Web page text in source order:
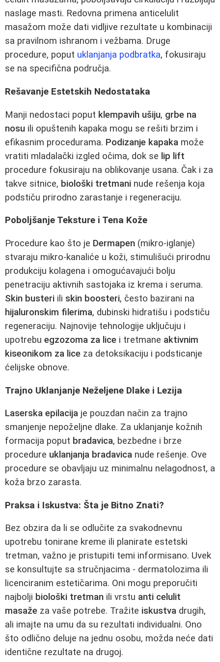
naslage masti. Redovna primena anticelulit
masažom može dati vidljive rezultate u kombinaciji
sa pravilnom ishranom i vežbama. Druge
procedure, poput uklanjanja podbratka, fokusiraju
se na specifična područja.
Rešavanje Estetskih Nedostataka
Manji nedostaci poput klempavih ušiju, grbe na
nosu ili opuštenih kapaka mogu se rešiti brzim i
efikasnim procedurama. Podizanje kapaka može
vratiti mladalački izgled očima, dok se lip lift
procedure fokusiraju na oblikovanje usana. Čak i za
takve sitnice, biološki tretmani nude rešenja koja
podstiču prirodno zarastanje i regeneraciju.
Poboljšanje Teksture i Tena Kože
Procedure kao što je Dermapen (mikro-iglanje)
stvaraju mikro-kanaliće u koži, stimulišući prirodnu
produkciju kolagena i omogućavajući bolju
penetraciju aktivnih sastojaka iz krema i seruma.
Skin busteri ili skin boosteri, često bazirani na
hijaluronskim filerima, dubinski hidratišu i podstiču
regeneraciju. Najnovije tehnologije uključuju i
upotrebu egzozoma za lice i tretmane aktivnim
kiseonikom za lice za detoksikaciju i podsticanje
ćelijske obnove.
Trajno Uklanjanje Neželjene Dlake i Lezija
Laserska epilacija je pouzdan način za trajno
smanjenje nepoželjne dlake. Za uklanjanje kožnih
formacija poput bradavica, bezbedne i brze
procedure uklanjanja bradavica nude rešenje. Ove
procedure se obavljaju uz minimalnu nelagodnost, a
koža brzo zarasta.
Praksa i Iskustva: Šta je Bitno Znati?
Bez obzira da li se odlučite za svakodnevnu
upotrebu tonirane kreme ili planirate estetski
tretman, važno je pristupiti temi informisano. Uvek
se konsultujte sa stručnjacima - dermatolozima ili
licenciranim estetičarima. Oni mogu preporučiti
najbolji biološki tretman ili vrstu anti celulit
masaže za vaše potrebe. Tražite iskustva drugih,
ali imajte na umu da su rezultati individualni. Ono
što odlično deluje na jednu osobu, možda neće dati
identične rezultate na drugoj.